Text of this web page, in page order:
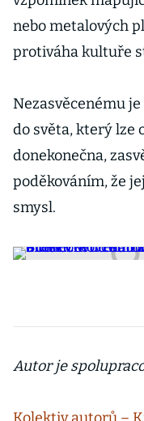
nebo metalových
protiváha kultuře
Nezasvěcenému
do světa, který lze
donekonečna,
poděkováním, že
smysl.
Autor je